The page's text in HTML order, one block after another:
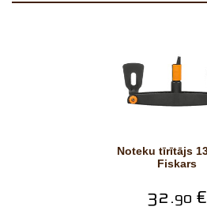
Noteku tīrītājs 135542,
Fiskars
32.90 €